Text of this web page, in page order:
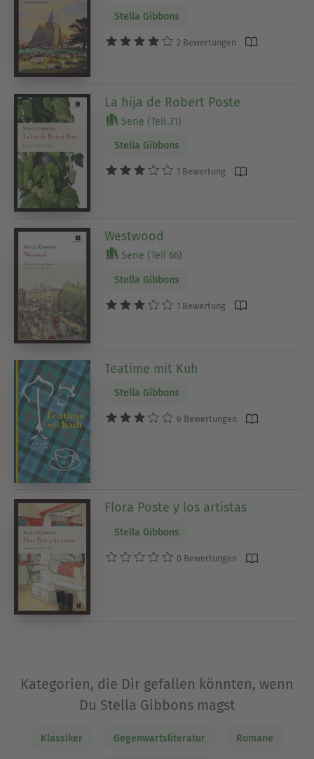
Stella Gibbons
2 Bewertungen
La hija de Robert Poste
Serie (Teil 31)
Stella Gibbons
1 Bewertung
Westwood
Serie (Teil 66)
Stella Gibbons
1 Bewertung
Teatime mit Kuh
Stella Gibbons
6 Bewertungen
Flora Poste y los artistas
Stella Gibbons
0 Bewertungen
Kategorien, die Dir gefallen könnten, wenn
Du Stella Gibbons magst
Klassiker Gegenwartsliteratur Romane